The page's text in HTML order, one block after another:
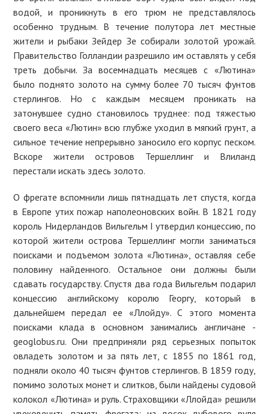
водой, и проникнуть в его трюм не представлялось
особенно трудным. В течение полутора лет местные
жители и рыбаки Зейдер Зе собирали золотой урожай.
Правительство Голландии разрешило им оставлять у себя
треть добычи. За восемнадцать месяцев с «Лютина»
было поднято золото на сумму более 70 тысяч фунтов
стерлингов. Но с каждым месяцем проникать на
затонувшее судно становилось труднее: под тяжестью
своего веса «Лютин» всю глубже уходил в мягкий грунт, а
сильное течение непрерывно заносило его корпус песком.
Вскоре жители островов Тершеллинг и Влиланд
перестали искать здесь золото.
О фрегате вспомнили лишь пятнадцать лет спустя, когда
в Европе утих пожар наполеоновских войн. В 1821 году
король Нидерландов Вильгельм I утвердил концессию, по
которой жители острова Тершеллинг могли заниматься
поисками и подъемом золота «Лютина», оставляя себе
половину найденного. Остальное они должны были
сдавать государству. Спустя два года Вильгельм подарил
концессию английскому королю Георгу, который в
дальнейшем передал ее «Ллойду». С этого момента
поисками клада в основном занимались англичане -
geoglobus.ru. Они предприняли ряд серьезных попыток
овладеть золотом и за пять лет, с 1855 по 1861 год,
подняли около 40 тысяч фунтов стерлингов. В 1859 году,
помимо золотых монет и слитков, были найдены судовой
колокол «Лютина» и руль. Страховщики «Ллойда» решили